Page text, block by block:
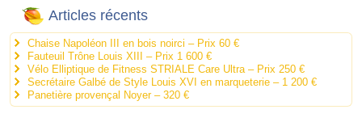
Articles récents
Chaise Napoléon III en bois noirci – Prix 60 €
Fauteuil Trône Louis XIII – Prix 1 600 €
Vélo Elliptique de Fitness STRIALE Care Ultra – Prix 250 €
Secrétaire Galbé de Style Louis XVI en marqueterie – 1 200 €
Panetière provençal Noyer – 320 €